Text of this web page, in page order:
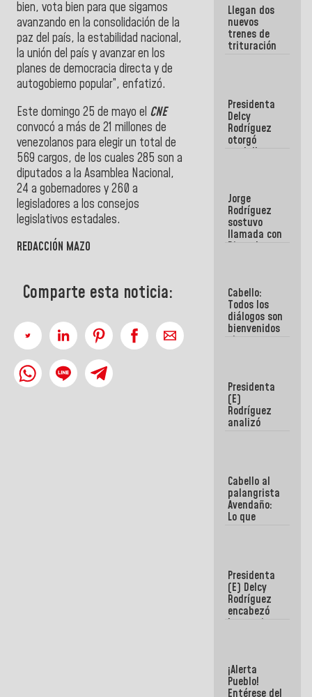
bien, vota bien para que sigamos
avanzando en la consolidación de la
paz del país, la estabilidad nacional,
la unión del país y avanzar en los
planes de democracia directa y de
autogobierno popular”, enfatizó.
Este domingo 25 de mayo el CNE
convocó a más de 21 millones de
venezolanos para elegir un total de
569 cargos, de los cuales 285 son a
diputados a la Asamblea Nacional,
24 a gobernadores y 260 a
legisladores a los consejos
legislativos estadales.
REDACCIÓN MAZO
Comparte esta noticia:
es
embarrarla
Llegan dos
nuevos
trenes de
trituración
en La Guaira
Presidenta
Delcy
Rodríguez
otorgó
medalla
públicos
Jorge
Rodríguez
sostuvo
llamada con
Dinorah
encuentro
presencial
para el
diálogo
Cabello:
Todos los
diálogos son
bienvenidos
siempre que
de la
República
Presidenta
(E)
Rodríguez
analizó
del Sistema
Eléctrico
Nacional
Cabello al
palangrista
Avendaño:
Lo que
sabemos si
la semana
que viene
hay
programa
Presidenta
(E) Delcy
Rodríguez
encabezó
lanzamiento
Vacacional
¡Alerta
Pueblo!
Entérese del